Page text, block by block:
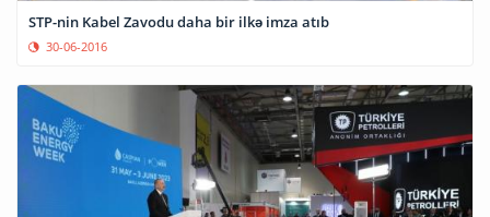
STP-nin Kabel Zavodu daha bir ilkə imza atıb
30-06-2016